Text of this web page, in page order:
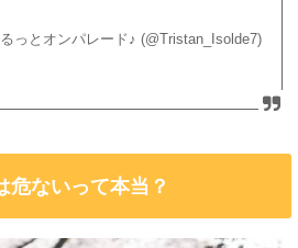
っとオンパレード♪ (@Tristan_Isolde7)
危ないって本当？